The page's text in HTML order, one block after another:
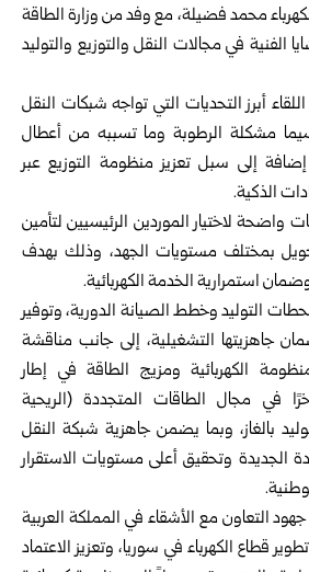
محمد فضيلة، مع وفد من وزارة الطاقة
الفنية في مجالات النقل والتوزيع والتوليد
أبرز التحديات التي تواجه شبكات النقل
مشكلة الرطوبة وما تسببه من أعطال
إلى سبل تعزيز منظومة التوزيع عبر
الذكية.
واضحة لاختيار الموردين الرئيسيين لتأمين
بمختلف مستويات الجهد، وذلك بهدف
استمرارية الخدمة الكهربائية.
التوليد وخطط الصيانة الدورية، وتوفير
جاهزيتها التشغيلية، إلى جانب مناقشة
الكهربائية ومزيج الطاقة في إطار
في مجال الطاقات المتجددة (الريحية
بالغاز، وبما يضمن جاهزية شبكة النقل
الجديدة وتحقيق أعلى مستويات الاستقرار
التعاون مع الأشقاء في المملكة العربية
قطاع الكهرباء في سوريا، وتعزيز الاعتماد